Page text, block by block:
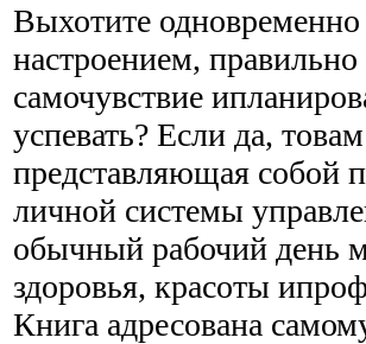
Выхотите одновременно
настроением, правильно
самочувствие
успевать? Если да,
представляющая собой
личной системы
обычный рабочий день
здоровья, красоты
Книга адресована